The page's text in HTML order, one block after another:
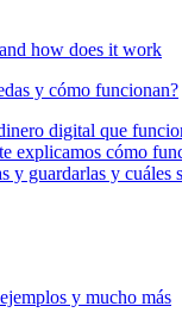
y cómo funcionan?
digital que
explicamos cómo
y guardarlas y cuáles
y mucho más